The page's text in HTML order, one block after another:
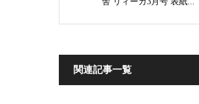
関連記事一覧